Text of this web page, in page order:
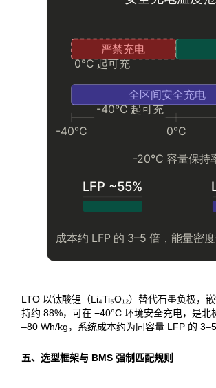
LTO 以钛酸锂（Li₄Ti₅O₁₂）替代石墨负极
持约 88%，可在 −40°C 环境安全充电，是
–80 Wh/kg，系统成本约为同容量 LFP 的
五、选型框架与 BMS 强制匹配规则